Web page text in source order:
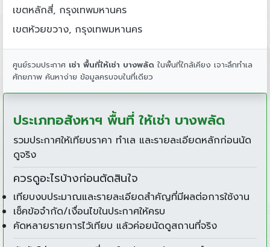
เขตหลักสี่, กรุงเทพมหานคร
เขตห้วยขวาง, กรุงเทพมหานคร
ศูนย์รวมประกาศ เช่า พื้นที่ให้เช่า บางพลัด ในพื้นที่ใกล้เคียง เจาะลึกทำเล
ศักยภาพ ค้นหาง่าย ข้อมูลครบจบในที่เดียว
ประเภทอสังหาฯ พื้นที่ ให้เช่า บางพลัด
รวมประกาศให้เทียบราคา ทำเล และรายละเอียดหลักก่อนนัด
ดูจริง
ควรดูอะไรบ้างก่อนตัดสินใจ
เทียบงบประมาณและรายละเอียดสำคัญที่มีผลต่อการใช้งาน
เช็คข้อจำกัด/เงื่อนไขในประกาศให้ครบ
คัดหลายรายการไว้เทียบ แล้วค่อยนัดดูสถานที่จริง